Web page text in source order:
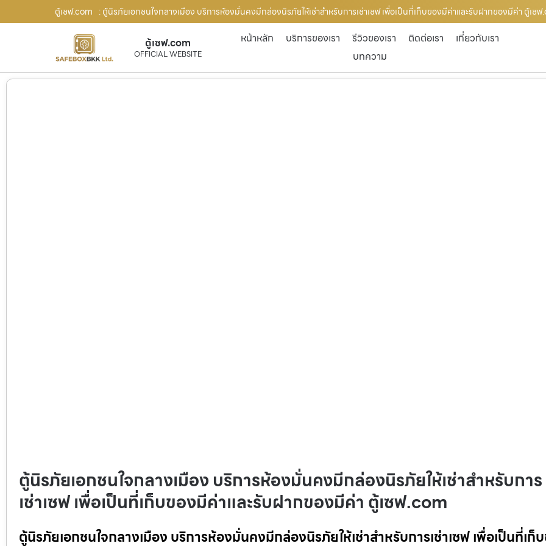
ตู้เซฟ.com : ตู้นิรภัยเอกชนใจกลางเมือง บริการห้องมั่นคงมีกล่องนิรภัยให้เช่าสำหรับการเช่าเซฟ เพื่อเป็นที่เก็บของมีค่าและรับฝากของมีค่า ตู้เซฟ
ตู้เซฟ.com
OFFICIAL WEBSITE
หน้าหลัก บริการของเรา รีวิวของเรา ติดต่อเรา
เกี่ยวกับเรา
บทความ
ตู้นิรภัยเอกชนใจกลางเมือง บริการห้องมั่นคงมีกล่องนิรภัยให้เช่าสำหรับการ
เช่าเซฟ เพื่อเป็นที่เก็บของมีค่าและรับฝากของมีค่า ตู้เซฟ.com
ตู้นิรภัยเอกชนใจกลางเมือง บริการห้องมั่นคงมีกล่องนิรภัยให้เช่าสำหรับการเช่าเซฟ เพื่อเป็นที่เก็